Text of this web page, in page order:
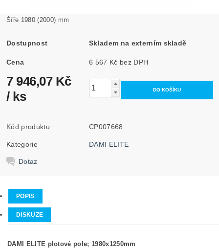
Šíře 1980 (2000) mm
Dostupnost Skladem na externím skladě
Cena 6 567 Kč bez DPH
7 946,07 Kč
/ ks
Kód produktu CP007668
Kategorie DAMI ELITE
Dotaz
POPIS
DISKUZE
DAMI ELITE plotové pole; 1980x1250mm